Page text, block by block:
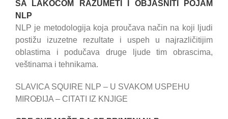
SA LAKOĆOM RAZUMETI I OBJASNITI POJAM
NLP
NLP je metodologija koja proučava način na koji ljudi
postižu izuzetne rezultate i uspeh u najrazličitijim
oblastima i podučava druge ljude tim obrascima,
veštinama i tehnikama.
SLAVICA SQUIRE NLP – U SVAKOM USPEHU
MIROĐIJA – CITATI IZ KNJIGE